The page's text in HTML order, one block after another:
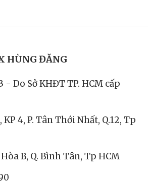
HÙNG ĐĂNG
- Do Sở KHĐT TP. HCM cấp
4, P. Tân Thới Nhất, Q.12, Tp
B, Q. Bình Tân, Tp HCM